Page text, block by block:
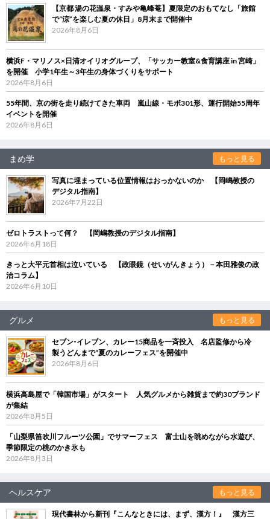
【京都 湯の花温泉・すみや亀峰菴】夏限定のおもてなし「旅館
で“涼”を楽しむ夏の休日」8月末まで開催中
2026年8月6日
横浜F・マリノス×日清オイリオグループ、「サッカー教室&食育講座 in 宮崎」
を開催 小学1年生～3年生の身体づくりをサポート
2026年8月6日
55年間、京の街を走り続けてきた車両 嵐山線・モボ301形、運行開始55周年
イベントを開催
2026年8月6日
まめ学 もっと見る
写真に埋まっている位置情報はおっかないのか 【岡嶋教授の
デジタル指南】
2026年7月22日
ゼロトラストって何？ 【岡嶋教授のデジタル指南】
2026年6月18日
きっと大平元首相は泣いている 【政眼鏡（せいがんきょう）－本田雅俊の政
治コラム】
2026年6月10日
グルメ もっと見る
セブン‐イレブン、カレー15商品を一斉投入 名店監修から冷
製うどんまで“夏のカレーフェス”を開催中
2026年8月6日
横浜高島屋で「韓国市場」がスタート 人気グルメから雑貨まで約30ブランド
が集結
2026年8月5日
「山梨県笛吹川フルーツ公園」でサマーフェス 富士山を眺めながら水遊び、
季節限定の桃のかき氷も
2026年8月3日
ヘルスケア もっと見る
現代書林から新刊『こんなときには、まず、漢方！』 漢方三